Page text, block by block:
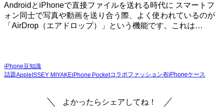
AndroidとiPhoneで直接ファイルを送れる時代に スマートフ
ォン同士で写真や動画を送り合う際、よく使われているのが
「AirDrop（エアドロップ）」という機能です。これは…
iPhone豆知識
話題AppleISSEY MIYAKEiPhone Pocketコラボファッション布iPhoneケース
よかったらシェアしてね！